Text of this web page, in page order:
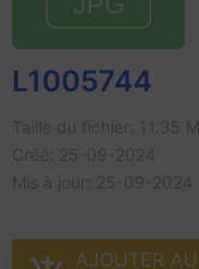
L1005744
AJOUTER AU